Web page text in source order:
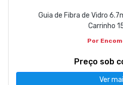
Guia de Fibra de Vidro
Carrinho
Por
Preço sob
Ver